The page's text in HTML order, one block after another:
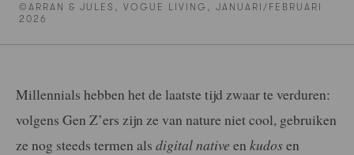
©ARRAN & JULES, VOGUE LIVING, JANUARI/FEBRUARI
2026
Millennials hebben het de laatste tijd zwaar te verduren:
volgens Gen Z’ers zijn ze van nature niet cool, gebruiken
ze nog steeds termen als digital native en kudosen